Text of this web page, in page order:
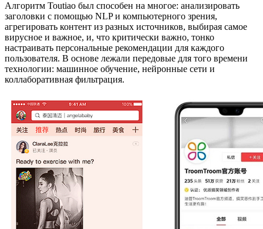
Алгоритм Toutiao был способен на многое: анализировать
заголовки с помощью NLP и компьютерного зрения,
агрегировать контент из разных источников, выбирая самое
вирусное и важное, и, что критически важно, тонко
настраивать персональные рекомендации для каждого
пользователя. В основе лежали передовые для того времени
технологии: машинное обучение, нейронные сети и
коллаборативная фильтрация.